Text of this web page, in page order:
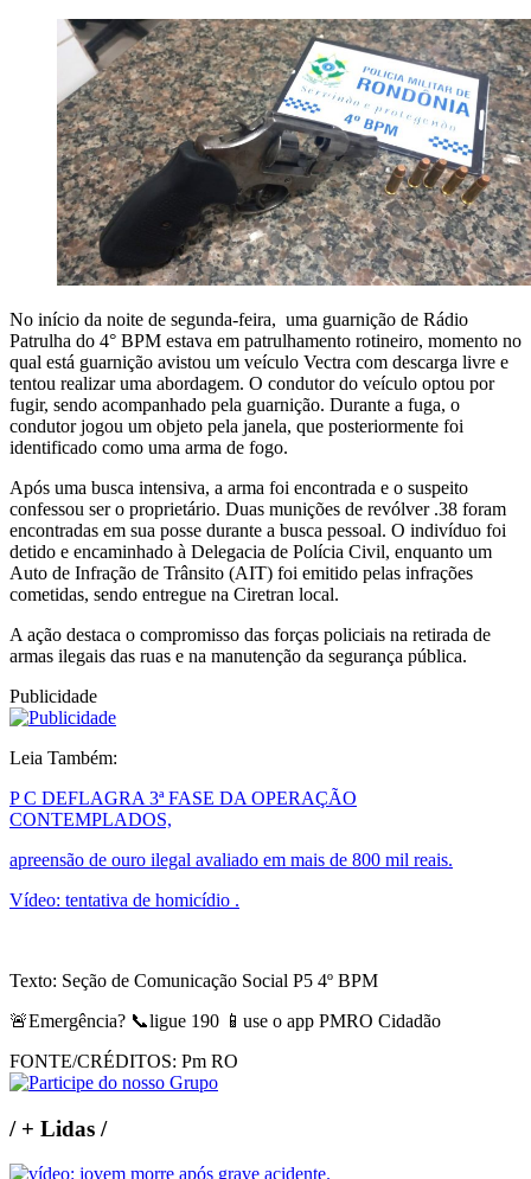
No início da noite de segunda-feira, uma guarnição de Rádio
Patrulha do 4° BPM estava em patrulhamento rotineiro, momento no
qual está guarnição avistou um veículo Vectra com descarga livre e
tentou realizar uma abordagem. O condutor do veículo optou por
fugir, sendo acompanhado pela guarnição. Durante a fuga, o
condutor jogou um objeto pela janela, que posteriormente foi
identificado como uma arma de fogo.
Após uma busca intensiva, a arma foi encontrada e o suspeito
confessou ser o proprietário. Duas munições de revólver .38 foram
encontradas em sua posse durante a busca pessoal. O indivíduo foi
detido e encaminhado à Delegacia de Polícia Civil, enquanto um
Auto de Infração de Trânsito (AIT) foi emitido pelas infrações
cometidas, sendo entregue na Ciretran local.
A ação destaca o compromisso das forças policiais na retirada de
armas ilegais das ruas e na manutenção da segurança pública.
Publicidade
Leia Também:
P C DEFLAGRA 3ª FASE DA OPERAÇÃO
CONTEMPLADOS,
apreensão de ouro ilegal avaliado em mais de 800 mil reais.
Vídeo: tentativa de homicídio .
Texto: Seção de Comunicação Social P5 4º BPM
🚨Emergência? 📞ligue 190 📱use o app PMRO Cidadão
FONTE/CRÉDITOS: Pm RO
/+ Lidas /